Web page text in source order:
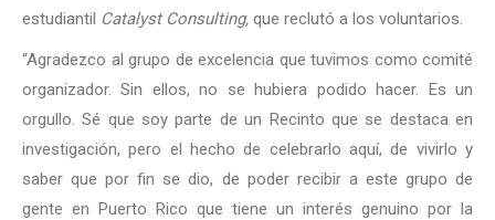
estudiantil Catalyst Consulting, que reclutó a los voluntarios.
“Agradezco al grupo de excelencia que tuvimos como comité
organizador. Sin ellos, no se hubiera podido hacer. Es un
orgullo. Sé que soy parte de un Recinto que se destaca en
investigación, pero el hecho de celebrarlo aquí, de vivirlo y
saber que por fin se dio, de poder recibir a este grupo de
gente en Puerto Rico que tiene un interés genuino por la